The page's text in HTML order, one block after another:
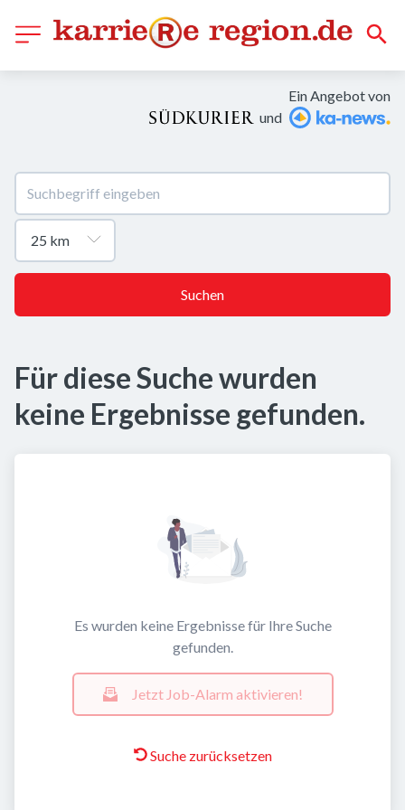
Ein Angebot von
und
Suchen
Für diese Suche wurden
keine Ergebnisse gefunden.
Es wurden keine Ergebnisse für Ihre Suche
gefunden.
Jetzt Job-Alarm aktivieren!
Suche zurücksetzen